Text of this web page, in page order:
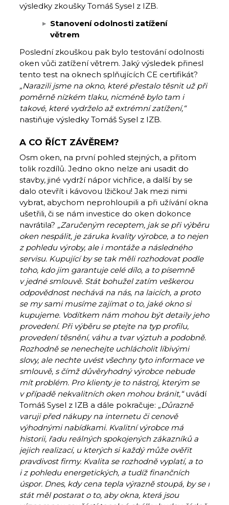
výsledky zkoušky Tomáš Sysel z IZB.
Stanovení odolnosti zatížení
větrem
Poslední zkouškou pak bylo testování odolnosti
oken vůči zatížení větrem. Jaký výsledek přinesl
tento test na oknech splňujících CE certifikát?
„Narazili jsme na okno, které přestalo těsnit už při
poměrně nízkém tlaku, nicméně bylo tam i
takové, které vydrželo až extrémní zatížení,“
nastiňuje výsledky Tomáš Sysel z IZB.
A CO ŘÍCT ZÁVĚREM?
Osm oken, na první pohled stejných, a přitom
tolik rozdílů. Jedno okno nelze ani usadit do
stavby, jiné vydrží nápor vichřice, a další by se
dalo otevřít i kávovou lžičkou! Jak mezi nimi
vybrat, abychom neprohloupili a při užívání okna
ušetřili, či se nám investice do oken dokonce
navrátila? „Zaručeným receptem, jak se při výběru
oken nespálit, je záruka kvality výrobce, a to nejen
z pohledu výroby, ale i montáže a následného
servisu. Kupující by se tak měli rozhodovat podle
toho, kdo jim garantuje celé dílo, a to písemně
v jedné smlouvě. Stát bohužel zatím veškerou
odpovědnost nechává na nás, na laicích, a proto
se my sami musíme zajímat o to, jaké okno si
kupujeme. Vodítkem nám mohou být detaily jeho
provedení. Při výběru se ptejte na typ profilu,
provedení těsnění, váhu a tvar výztuh a podobně.
Rozhodně se nenechejte uchlácholit líbivými
slovy, ale nechte uvést všechny tyto informace ve
smlouvě, s čímž důvěryhodný výrobce nebude
mít problém. Pro klienty je to nástroj, kterým se
v případě nekvalitních oken mohou bránit,“uvádí
Tomáš Sysel z IZB a dále pokračuje: „Důrazně
varuji před nákupy na internetu či cenově
výhodnými nabídkami. Kvalitní výrobce má
historii, řadu reálných spokojených zákazníků a
jejich realizací, u kterých si každý může ověřit
pravdivost firmy. Kvalita se rozhodně vyplatí, a to
i z pohledu energetických, a tudíž finančních
úspor. Dnes, kdy cena tepla výrazně stoupá, by se i
stát měl postarat o to, aby okna, která jsou